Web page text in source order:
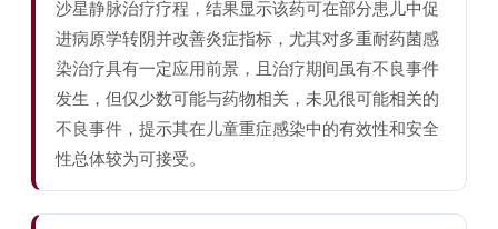
沙星静脉治疗疗程，结果显示该药可在部分患儿中促
进病原学转阴并改善炎症指标，尤其对多重耐药菌感
染治疗具有一定应用前景，且治疗期间虽有不良事件
发生，但仅少数可能与药物相关，未见很可能相关的
不良事件，提示其在儿童重症感染中的有效性和安全
性总体较为可接受。